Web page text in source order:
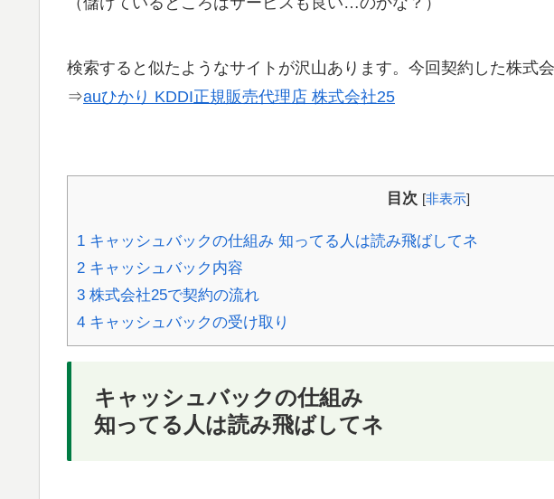
検索すると似たようなサイトが沢山あります。今回契約した株式
⇒auひかり KDDI正規販売代理店 株式会社25
目次 [非表示]
1 キャッシュバックの仕組み 知ってる人は読み飛ばしてネ
2 キャッシュバック内容
3 株式会社25で契約の流れ
4 キャッシュバックの受け取り
キャッシュバックの仕組み
知ってる人は読み飛ばしてネ